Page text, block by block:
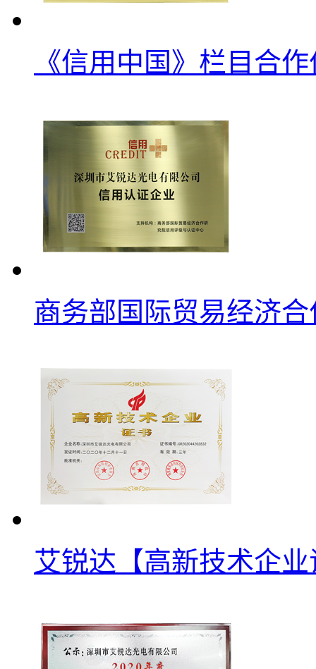
《信用中国》栏目合
商务部国际贸易经济
艾锐达【高新技术企